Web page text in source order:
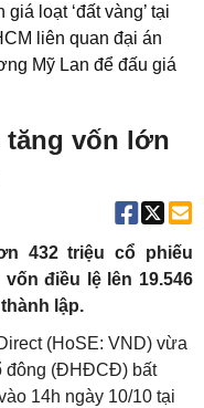
giá loạt ‘đất vàng’ tại
liên quan đại án
Mỹ Lan để đấu giá
tăng vốn lớn
432 triệu cổ phiếu
điều lệ lên 19.546
lập.
(HoSE: VND) vừa
đông (ĐHĐCĐ) bất
14h ngày 10/10 tại